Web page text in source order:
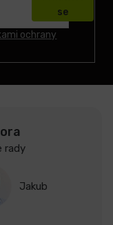
ochrany
se
rady
Jakub